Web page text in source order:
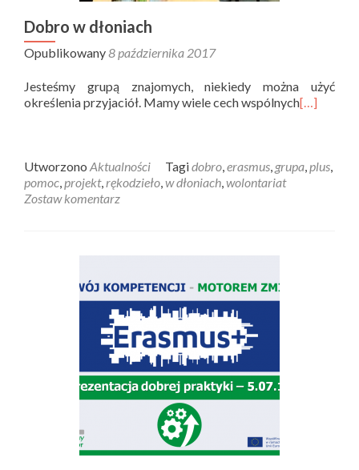
Dobro w dłoniach
Opublikowany8 października 2017
Jesteśmy grupą znajomych, niekiedy można użyć
określenia przyjaciół. Mamy wiele cech wspólnych[…]
Utworzono Aktualności Tagidobro,erasmus, grupa,plus,
pomoc,projekt,rękodzieło,w dłoniach,wolontariat
Zostaw komentarz